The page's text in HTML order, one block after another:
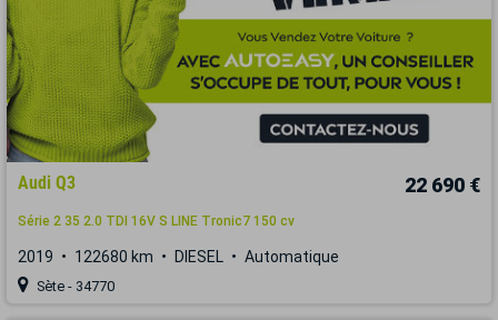
Audi Q3 22 690 €
Série 2 35 2.0 TDI 16V S LINE Tronic7 150 cv
2019 122680 km DIESEL Automatique
Sète - 34770